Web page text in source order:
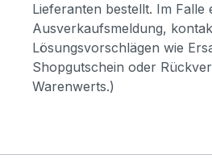
Lieferanten bestellt. Im Falle
Ausverkaufsmeldung,
Lösungsvorschlägen wie
Shopgutschein oder
Warenwerts.)